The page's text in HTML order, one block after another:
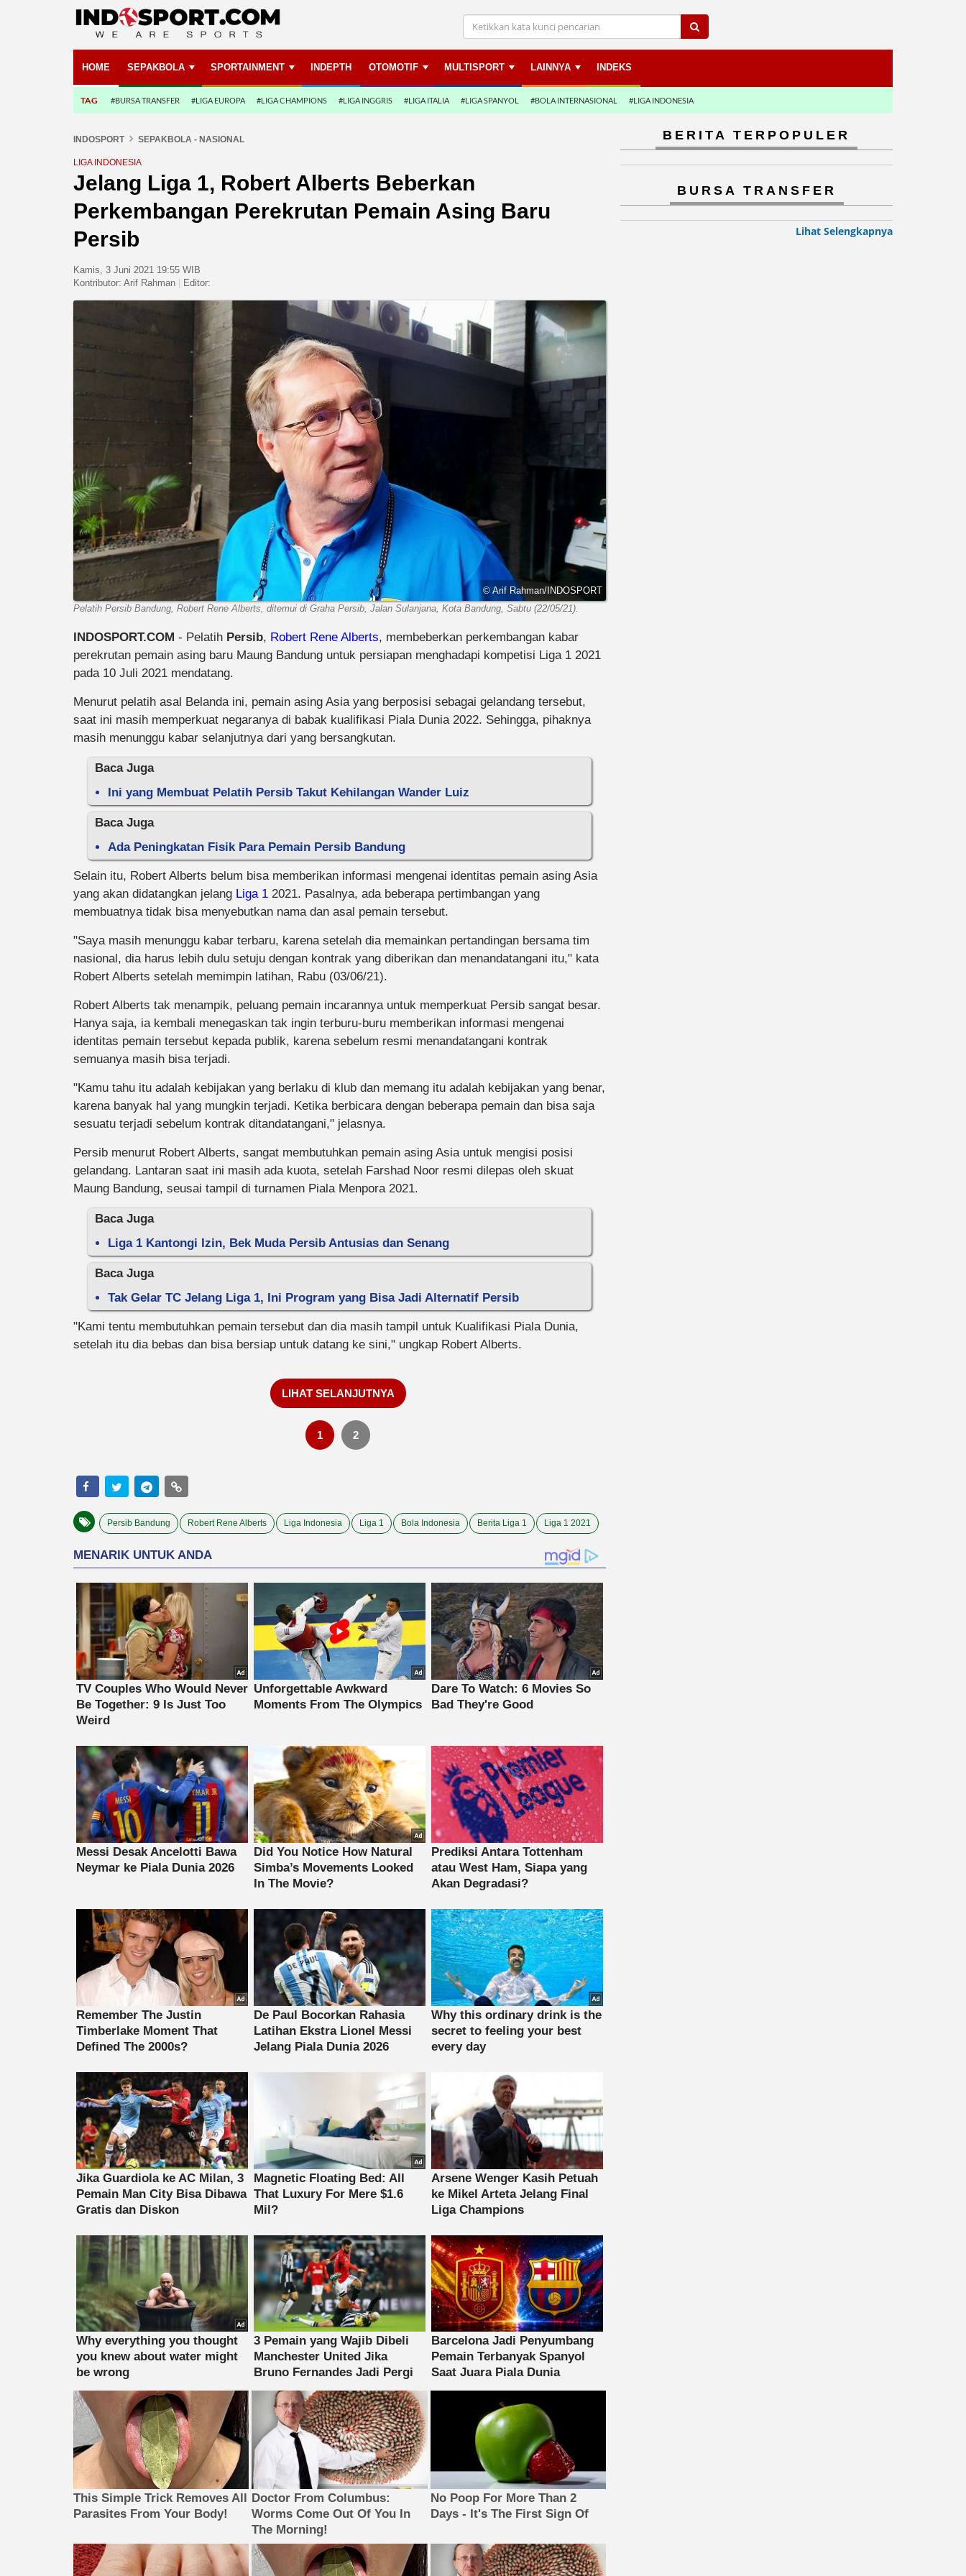
HOME SEPAKBOLA SPORTAINMENT INDEPTH OTOMOTIF MULTISPORT LAINNYA INDEKS
TAG #BURSA TRANSFER #LIGA EUROPA #LIGA CHAMPIONS #LIGA INGGRIS #LIGA ITALIA #LIGA SPANYOL #BOLA INTERNASIONAL #LIGA INDONESIA
INDOSPORT SEPAKBOLA - NASIONAL
LIGA INDONESIA
Jelang Liga 1, Robert Alberts Beberkan
Perkembangan Perekrutan Pemain Asing Baru
Persib
Kamis, 3 Juni 2021 19:55 WIB
Kontributor: Arif Rahman Editor:
© Arif Rahman/INDOSPORT
Pelatih Persib Bandung, Robert Rene Alberts, ditemui di Graha Persib, Jalan Sulanjana, Kota Bandung, Sabtu (22/05/21).
INDOSPORT.COM - Pelatih Persib, Robert Rene Alberts, membeberkan perkembangan kabar
perekrutan pemain asing baru Maung Bandung untuk persiapan menghadapi kompetisi Liga 1 2021
pada 10 Juli 2021 mendatang.
Menurut pelatih asal Belanda ini, pemain asing Asia yang berposisi sebagai gelandang tersebut,
saat ini masih memperkuat negaranya di babak kualifikasi Piala Dunia 2022. Sehingga, pihaknya
masih menunggu kabar selanjutnya dari yang bersangkutan.
Baca Juga
Ini yang Membuat Pelatih Persib Takut Kehilangan Wander Luiz
Baca Juga
Ada Peningkatan Fisik Para Pemain Persib Bandung
Selain itu, Robert Alberts belum bisa memberikan informasi mengenai identitas pemain asing Asia
yang akan didatangkan jelang Liga 1 2021. Pasalnya, ada beberapa pertimbangan yang
membuatnya tidak bisa menyebutkan nama dan asal pemain tersebut.
"Saya masih menunggu kabar terbaru, karena setelah dia memainkan pertandingan bersama tim
nasional, dia harus lebih dulu setuju dengan kontrak yang diberikan dan menandatangani itu," kata
Robert Alberts setelah memimpin latihan, Rabu (03/06/21).
Robert Alberts tak menampik, peluang pemain incarannya untuk memperkuat Persib sangat besar.
Hanya saja, ia kembali menegaskan tak ingin terburu-buru memberikan informasi mengenai
identitas pemain tersebut kepada publik, karena sebelum resmi menandatangani kontrak
semuanya masih bisa terjadi.
"Kamu tahu itu adalah kebijakan yang berlaku di klub dan memang itu adalah kebijakan yang benar,
karena banyak hal yang mungkin terjadi. Ketika berbicara dengan beberapa pemain dan bisa saja
sesuatu terjadi sebelum kontrak ditandatangani," jelasnya.
Persib menurut Robert Alberts, sangat membutuhkan pemain asing Asia untuk mengisi posisi
gelandang. Lantaran saat ini masih ada kuota, setelah Farshad Noor resmi dilepas oleh skuat
Maung Bandung, seusai tampil di turnamen Piala Menpora 2021.
Baca Juga
Liga 1 Kantongi Izin, Bek Muda Persib Antusias dan Senang
Baca Juga
Tak Gelar TC Jelang Liga 1, Ini Program yang Bisa Jadi Alternatif Persib
"Kami tentu membutuhkan pemain tersebut dan dia masih tampil untuk Kualifikasi Piala Dunia,
setelah itu dia bebas dan bisa bersiap untuk datang ke sini," ungkap Robert Alberts.
LIHAT SELANJUTNYA
1 2
Persib Bandung Robert Rene Alberts Liga Indonesia Liga 1 Bola Indonesia Berita Liga 1 Liga 1 2021
This Simple Trick Removes All
Parasites From Your Body!
Doctor From Columbus:
Worms Come Out Of You In
The Morning!
No Poop For More Than 2
Days - It's The First Sign Of
BERITA TERPOPULER
BURSA TRANSFER
Lihat Selengkapnya